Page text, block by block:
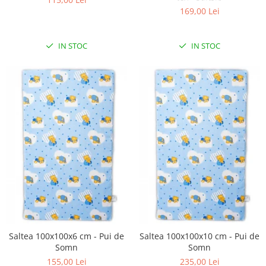
Biciclete Fitness
Aparate Fitness Multifunctionale
Aparate Fitness de Vaslit
Banci forta multifunctionale
Aparate Vibromasaj si accesorii
masaj
Bare - Discuri - Greutati
Saltele si Covoare sport Fitness
sau Yoga
Alte Sporturi
Mingi fitness si medicinale
Scara antrenament
IN STOC
169,00 Lei
IN STOC
Saltea 100x100x6 cm - Pui de
Somn
155,00 Lei
Saltea 100x100x10 cm - Pui de
Somn
235,00 Lei